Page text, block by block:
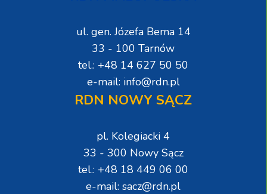
ul. gen. Józefa Bema 14
33 - 100 Tarnów
tel.: +48 14 627 50 50
e-mail: info@rdn.pl
RDN NOWY SĄCZ
pl. Kolegiacki 4
33 - 300 Nowy Sącz
tel.: +48 18 449 06 00
e-mail: sacz@rdn.pl